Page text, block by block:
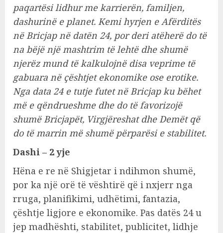
paqartësi lidhur me karrierën, familjen,
dashurinë e planet. Kemi hyrjen e Afërditës
në Bricjap në datën 24, por deri atëherë do të
na bëjë një mashtrim të lehtë dhe shumë
njerëz mund të kalkulojnë disa veprime të
gabuara në çështjet ekonomike ose erotike.
Nga data 24 e tutje futet në Bricjap ku bëhet
më e qëndrueshme dhe do të favorizojë
shumë Bricjapët, Virgjëreshat dhe Demët që
do të marrin më shumë përparësi e stabilitet.
Dashi – 2 yje
Hëna e re në Shigjetar i ndihmon shumë,
por ka një orë të vështirë që i nxjerr nga
rruga, planifikimi, udhëtimi, fantazia,
çështje ligjore e ekonomike. Pas datës 24 u
jep madhështi, stabilitet, publicitet, lidhje